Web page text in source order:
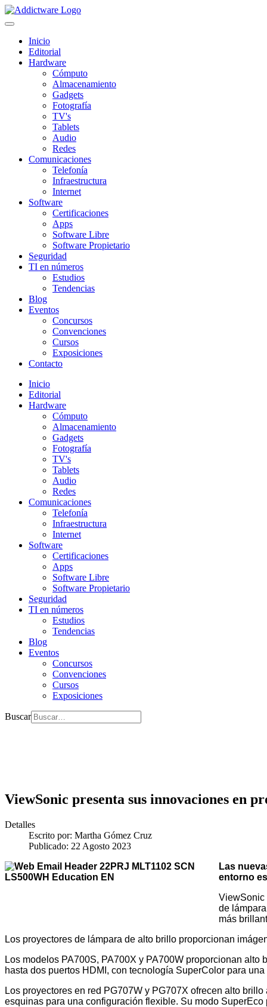
Inicio
Editorial
Hardware
Cómputo
Almacenamiento
Gadgets
Fotografía
TV's
Tablets
Audio
Redes
Comunicaciones
Telefonía
Infraestructura
Internet
Software
Certificaciones
Apps
Software Libre
Software Propietario
Seguridad
TI en números
Estudios
Tendencias
Blog
Eventos
Concursos
Convenciones
Cursos
Exposiciones
Contacto
Inicio
Editorial
Hardware
Cómputo
Almacenamiento
Gadgets
Fotografía
TV's
Tablets
Audio
Redes
Comunicaciones
Telefonía
Infraestructura
Internet
Software
Certificaciones
Apps
Software Libre
Software Propietario
Seguridad
TI en números
Estudios
Tendencias
Blog
Eventos
Concursos
Convenciones
Cursos
Exposiciones
Buscar
ViewSonic presenta sus innovaciones en
Detalles
Escrito por: Martha Gómez Cruz
Publicado: 22 Agosto 2023
Las
entorno
ViewSonic
de
más
Los proyectores de lámpara de alto brillo proporcionan
Los modelos PA700S, PA700X y PA700W proporcionan
hasta dos puertos HDMI, con tecnología SuperColor para
Los proyectores en red PG707W y PG707X ofrecen alto
esquinas para una configuración flexible. Su modo